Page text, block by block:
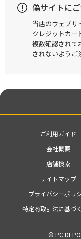
偽サイトに
当店のウェブサ
クレジットカー
複数確認されて
されないようご
ご利用ガイド
会社概要
店舗検索
サイトマップ
プライバシーポリ
特定商取引法に基づ
© PC